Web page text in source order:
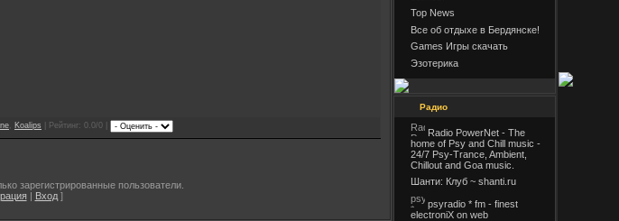
, Koalips | Рейтинг: 0.0/0 |
зарегистрированные пользователи.
| Вход]
Top News
Все об отдыхе в Бердянске!
Games Игры скачать
Эзотерика
Радио
Radio PowerNet - The
home of Psy and Chill music -
24/7 Psy-Trance, Ambient,
Chillout and Goa music.
Шанти: Клуб ~ shanti.ru
psyradio * fm - finest
electroniX on web